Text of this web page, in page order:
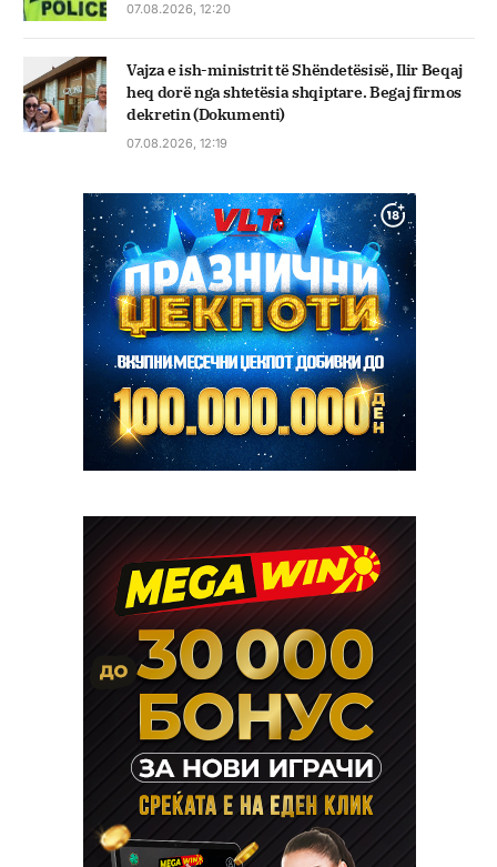
07.08.2026, 12:20
Vajza e ish-ministrit të Shëndetësisë, Ilir Beqaj
heq dorë nga shtetësia shqiptare. Begaj firmos
dekretin (Dokumenti)
07.08.2026, 12:19